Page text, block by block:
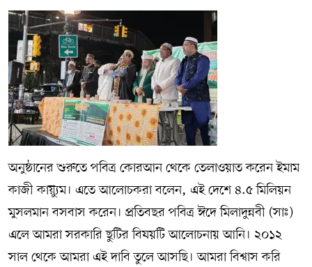
অনুষ্ঠানের শুরুতে পবিত্র কোরআন থেকে তেলাওয়াত করেন ইমাম
কাজী কায়্যুম। এতে আলোচকরা বলেন, এই দেশে ৪.৫ মিলিয়ন
মুসলমান বসবাস করেন। প্রতিবছর পবিত্র ঈদে মিলাদুন্নবী (সাঃ)
এলে আমরা সরকারি ছুটির বিষয়টি আলোচনায় আনি। ২০১২
সাল থেকে আমরা এই দাবি তুলে আসছি। আমরা বিশ্বাস করি